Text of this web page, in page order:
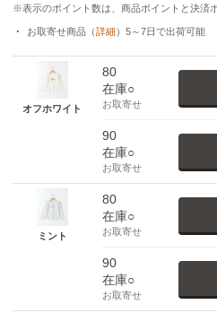
ミント
※表示のポイント数は、商品ポイントと決済
お取寄せ商品 （詳細） 5～7日で出荷可能
オフホワイト
80
在庫○
お取寄せ
90
在庫○
お取寄せ
ミント
80
在庫○
お取寄せ
90
在庫○
お取寄せ